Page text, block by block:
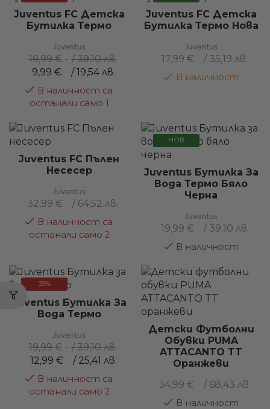
Juventus FC Детска
Бутилка Термо
Juventus
19,99€
/ 39,10 лв.
9,99 € / 19,54 лв.
В наличност са
останали само 1
Juventus FC Детска
Бутилка Термо Нова
Juventus
17,99 € / 35,19 лв.
В наличност
Juventus FC Пълен
Несесер
Juventus
32,99 € / 64,52 лв.
В наличност са
останали само 2
НОВ
Juventus Бутилка За
Вода Термо Бяло
Черна
Juventus
19,99 € / 39,10 лв.
В наличност
35%
Juventus Бутилка За
Вода Термо
Juventus
19,99€
/ 39,10 лв.
12,99 € / 25,41 лв.
В наличност са
останали само 2
Детски Футболни
Обувки PUMA
ATTACANTO TT
Оранжеви
34,99 € / 68,43 лв.
В наличност